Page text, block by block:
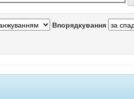
Впорядкування